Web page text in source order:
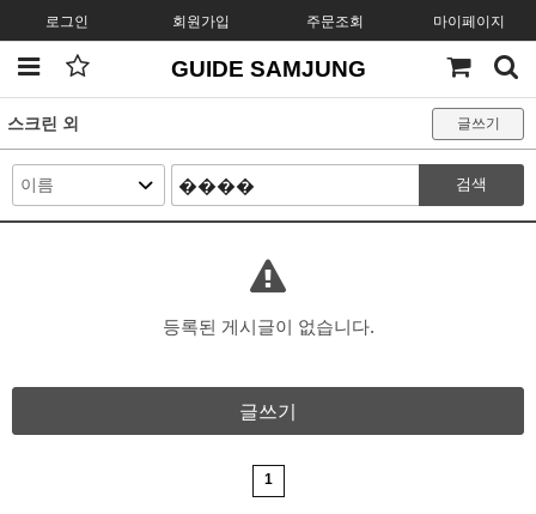
로그인 회원가입 주문조회 마이페이지
GUIDE SAMJUNG
스크린 외 글쓰기
검색
등록된 게시글이 없습니다.
글쓰기
1